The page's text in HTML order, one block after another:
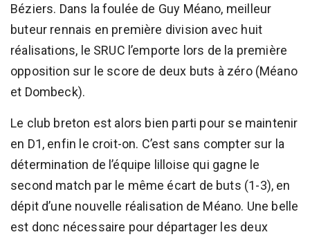
Béziers. Dans la foulée de Guy Méano, meilleur
buteur rennais en première division avec huit
réalisations, le SRUC l’emporte lors de la première
opposition sur le score de deux buts à zéro (Méano
et Dombeck).
Le club breton est alors bien parti pour se maintenir
en D1, enfin le croit-on. C’est sans compter sur la
détermination de l’équipe lilloise qui gagne le
second match par le même écart de buts (1-3), en
dépit d’une nouvelle réalisation de Méano. Une belle
est donc nécessaire pour départager les deux